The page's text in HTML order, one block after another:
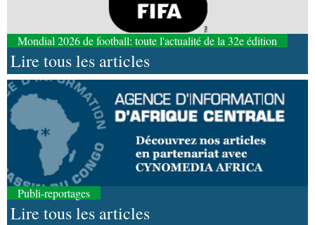
Mondial 2026 de football: toute l'actualité de la 32e édition
Lire tous les articles
Publi-reportages
Lire tous les articles